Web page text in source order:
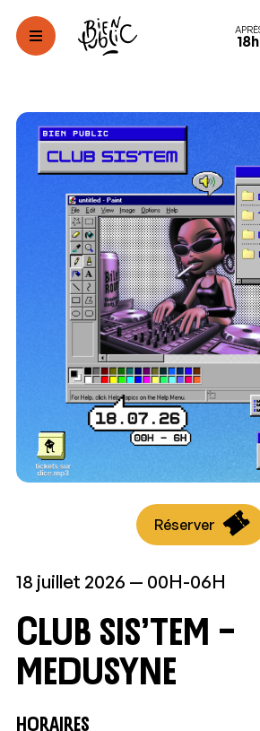
18 juillet 2026 00H-06H
CLUB SIS’TEM –
Medusyne
HORAIRES
Réserver